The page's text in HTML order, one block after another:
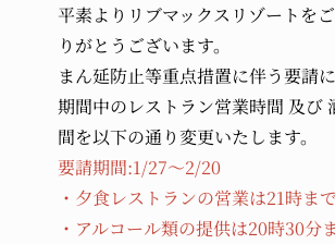
平素よりリブマックスリゾートを
りがとうございます。
まん延防止等重点措置に伴う要請
期間中のレストラン営業時間 及び
間を以下の通り変更いたします。
要請期間:1/27～2/20
・夕食レストランの営業は21時まで
・アルコール類の提供は20時30分